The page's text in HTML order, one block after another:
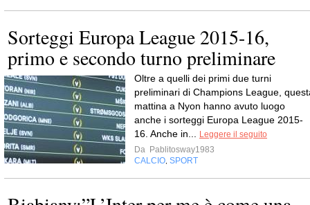
Sorteggi Europa League 2015-16,
primo e secondo turno preliminare
Oltre a quelli dei primi due turni
preliminari di Champions League,
mattina a Nyon hanno avuto luogo
anche i sorteggi Europa League 2015-
16. Anche in...
Leggere il seguito
Da Pablitosway1983
CALCIO SPORT